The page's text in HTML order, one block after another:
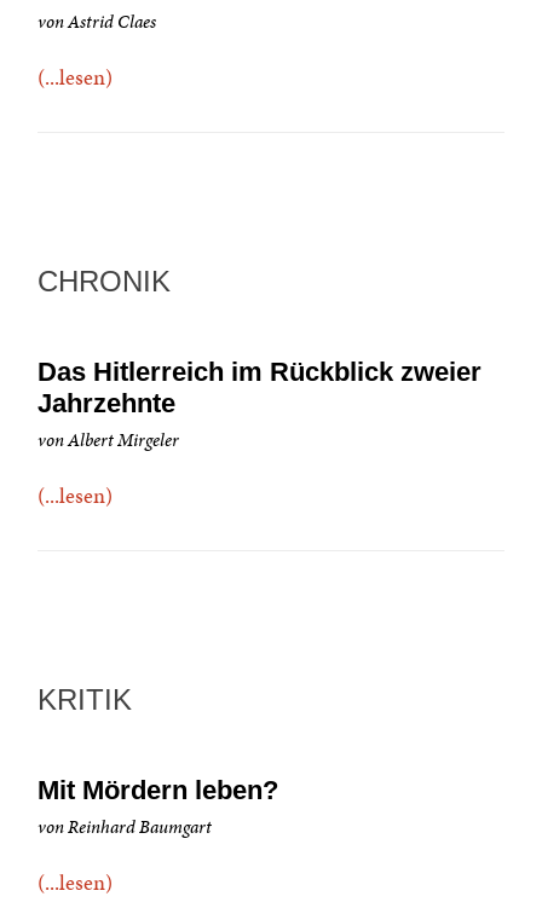
von Astrid Claes
(...lesen)
CHRONIK
Das Hitlerreich im Rückblick zweier
Jahrzehnte
von Albert Mirgeler
(...lesen)
KRITIK
Mit Mördern leben?
von Reinhard Baumgart
(...lesen)